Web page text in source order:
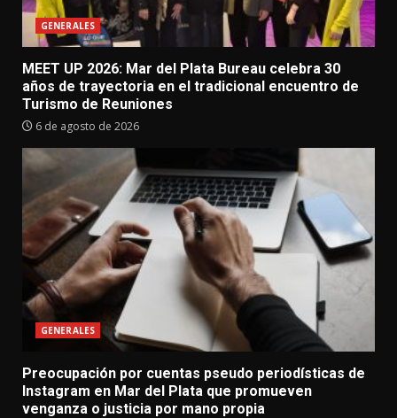
GENERALES
MEET UP 2026: Mar del Plata Bureau celebra 30
años de trayectoria en el tradicional encuentro de
Turismo de Reuniones
6 de agosto de 2026
GENERALES
Preocupación por cuentas pseudo periodísticas de
Instagram en Mar del Plata que promueven
venganza o justicia por mano propia